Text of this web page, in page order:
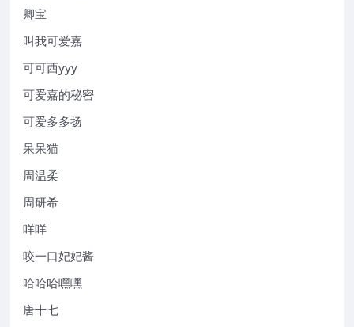
卿宝
叫我可爱嘉
可可西yyy
可爱嘉的秘密
可爱多多扬
呆呆猫
周温柔
周研希
咩咩
咬一口妃妃酱
哈哈哈嘿嘿
唐十七